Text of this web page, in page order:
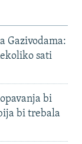
Gazivodama:
sati
bi
bi trebala